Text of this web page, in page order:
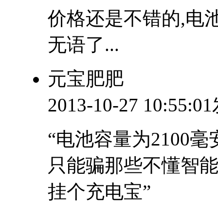
价格还是不错的,电
无语了...
元宝肥肥
2013-10-27
“电池容量为2100
只能骗那些不懂智
挂个充电宝”